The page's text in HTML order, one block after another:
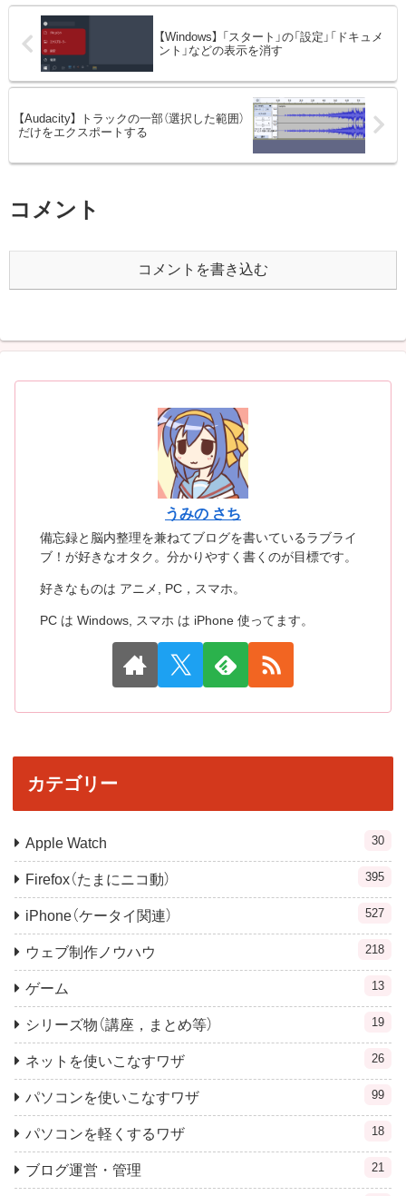
【Windows】 「スタート」の「設定」「ドキュメ
ント」などの表示を消す
【Audacity】 トラックの一部（選択した範囲）
だけをエクスポートする
コメント
コメントを書き込む
うみの さち
備忘録と脳内整理を兼ねてブログを書いているラブライ
ブ！が好きなオタク。分かりやすく書くのが目標です。
好きなものは アニメ, PC，スマホ。
PC は Windows, スマホ は iPhone 使ってます。
カテゴリー
Apple Watch 30
Firefox（たまにニコ動） 395
iPhone（ケータイ関連） 527
ウェブ制作ノウハウ 218
ゲーム 13
シリーズ物（講座，まとめ等） 19
ネットを使いこなすワザ 26
パソコンを使いこなすワザ 99
パソコンを軽くするワザ 18
ブログ運営・管理 21